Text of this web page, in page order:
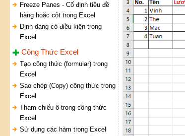
Freeze Panes - Cố định tiêu đề
hàng hoặc cột trong Excel
Định dạng có điều kiện trong
Excel
Công Thức Excel
Tạo công thức (formular) trong
Excel
Sao chép (Copy) công thức trong
Excel
Tham chiếu ô trong công thức
Excel
Sử dụng các hàm trong Excel